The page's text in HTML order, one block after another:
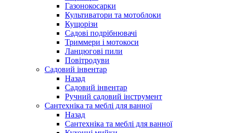
Газонокосарки
Культиватори та мотоблоки
Кущорізи
Садові подрібнювачі
Триммери і мотокоси
Ланцюгові пили
Повітродуви
Садовий інвентар
Назад
Садовий інвентар
Ручний садовий інструмент
Сантехніка та меблі для ванної
Назад
Сантехніка та меблі для ванної